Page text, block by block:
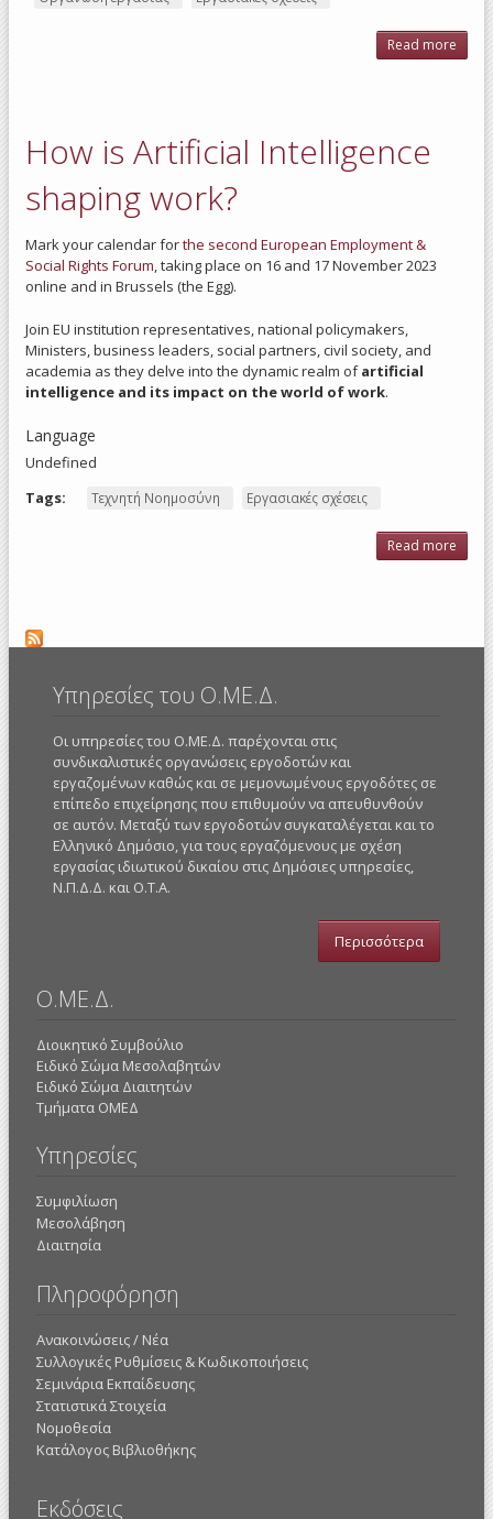
Read more
How is Artificial Intelligence
shaping work?
Mark your calendar forthe second European Employment &
Social Rights Forum, taking place on 16 and 17 November 2023
online and in Brussels (the Egg).
Join EU institution representatives, national policymakers,
Ministers, business leaders, social partners, civil society, and
academia as they delve into the dynamic realm ofartificial
intelligence and its impact on the world of work.
Language
Undefined
Tags:
Τεχνητή Νοημοσύνη Εργασιακές σχέσεις
Read more
is
Υπηρεσίες του Ο.ΜΕ.Δ.
Οι υπηρεσίες του Ο.ΜΕ.Δ. παρέχονται στις
συνδικαλιστικές οργανώσεις εργοδοτών και
εργαζομένων καθώς και σε μεμονωμένους εργοδότες σε
επίπεδο επιχείρησης που επιθυμούν να απευθυνθούν
σε αυτόν. Μεταξύ των εργοδοτών συγκαταλέγεται και το
Ελληνικό Δημόσιο, για τους εργαζόμενους με σχέση
εργασίας ιδιωτικού δικαίου στις Δημόσιες υπηρεσίες,
Ν.Π.Δ.Δ. και Ο.Τ.Α.
Περισσότερα
Ο.ΜΕ.Δ.
Διοικητικό Συμβούλιο
Ειδικό Σώμα Μεσολαβητών
Ειδικό Σώμα Διαιτητών
Τμήματα ΟΜΕΔ
Υπηρεσίες
Συμφιλίωση
Μεσολάβηση
Διαιτησία
Πληροφόρηση
Ανακοινώσεις / Νέα
Συλλογικές Ρυθμίσεις & Κωδικοποιήσεις
Σεμινάρια Εκπαίδευσης
Στατιστικά Στοιχεία
Νομοθεσία
Κατάλογος Βιβλιοθήκης
Εκδόσεις